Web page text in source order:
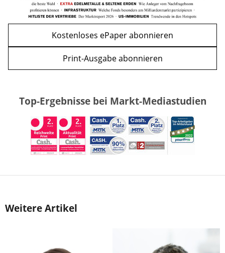
Kostenloses ePaper abonnieren
Print-Ausgabe abonnieren
Top-Ergebnisse bei Markt-Mediastudien
Weitere Artikel